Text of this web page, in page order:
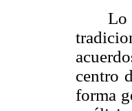
Lo
centro
forma